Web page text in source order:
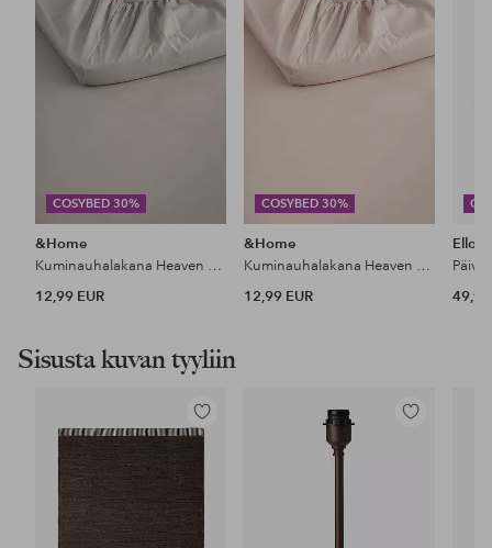
COSYBED 30%
&Home
Kuminauhalakana Heaven puuvillaa
12,99 EUR
COSYBED 30%
&Home
Kuminauhalakana Heaven puuvillaa
12,99 EUR
Ellos
49,99
Sisusta kuvan tyyliin
Lisää
suosikkeihin
Lisää